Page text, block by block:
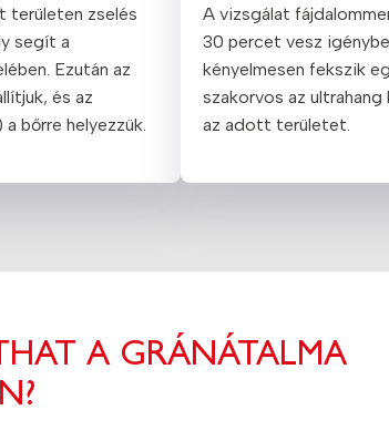
területen zselés
segít a
Ezután az
és az
bőrre helyezzük.
A vizsgálat
30 percet vesz
kényelmesen fekszik
szakorvos az ultrahang
az adott területet.
A GRÁNÁTALMA